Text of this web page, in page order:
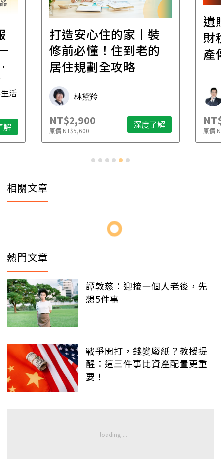
活
解
打造安心住的家｜裝
修前必懂！住到老的
居住規劃全攻略
林黛羚
NT$2,900
原價NT$5,600 深度了解
遺
財
產
原價
相關文章
熱門文章
譚敦慈：迎接一個人老後，先
想5件事
戰爭開打，錢變廢紙？教授提
醒：這三件事比資產配置更重
要！